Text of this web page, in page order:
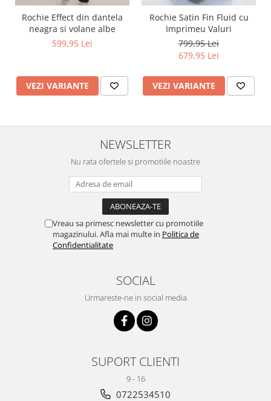
Rochie Effect din dantela
neagra si volane albe
599,95 Lei
VEZI VARIANTE
Rochie Satin Fin Fluid cu
Imprimeu Valuri
799,95 Lei
679,95 Lei
VEZI VARIANTE
NEWSLETTER
Nu rata ofertele si promotiile noastre
Vreau sa primesc newsletter cu promotiile
magazinului. Afla mai multe in Politica de
Confidentialitate
SOCIAL
Urmareste-ne in social media
SUPORT CLIENTI
9 - 16
0722534510